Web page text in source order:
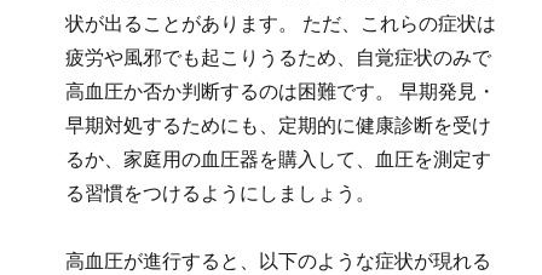
状が出ることがあります。 ただ、これらの症状は
疲労や風邪でも起こりうるため、自覚症状のみで
高血圧か否か判断するのは困難です。 早期発見・
早期対処するためにも、定期的に健康診断を受け
るか、家庭用の血圧器を購入して、血圧を測定す
る習慣をつけるようにしましょう。
高血圧が進行すると、以下のような症状が現れる